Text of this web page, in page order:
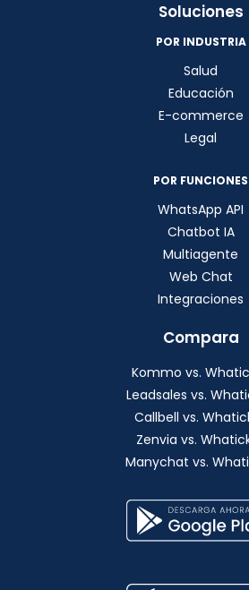
Soluciones
POR INDUSTRIA
Salud
Educación
E-commerce
Legal
POR FUNCIONES
WhatsApp API
Chatbot IA
Multiagente
Web Chat
Integraciones
Compara
Kommo vs.
Leadsales vs.
Callbell vs.
Zenvia vs.
Manychat vs.